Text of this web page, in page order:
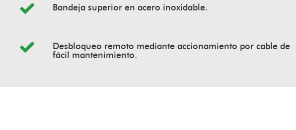
Bandeja superior en acero inoxidable.
Desbloqueo remoto mediante accionamiento por cable de
fácil mantenimiento.